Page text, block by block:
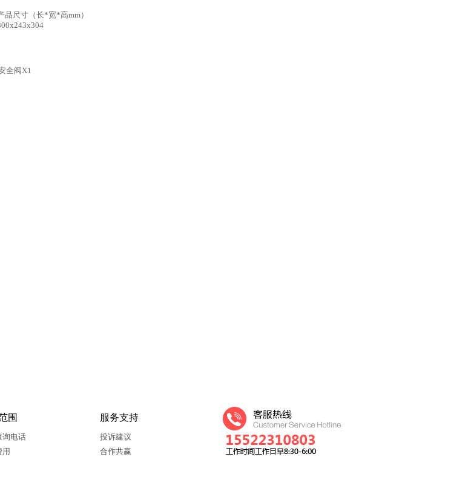
品尺寸（长*宽*高mm）
全阀X1
围
询电话
用
服务支持
投诉建议
合作共赢